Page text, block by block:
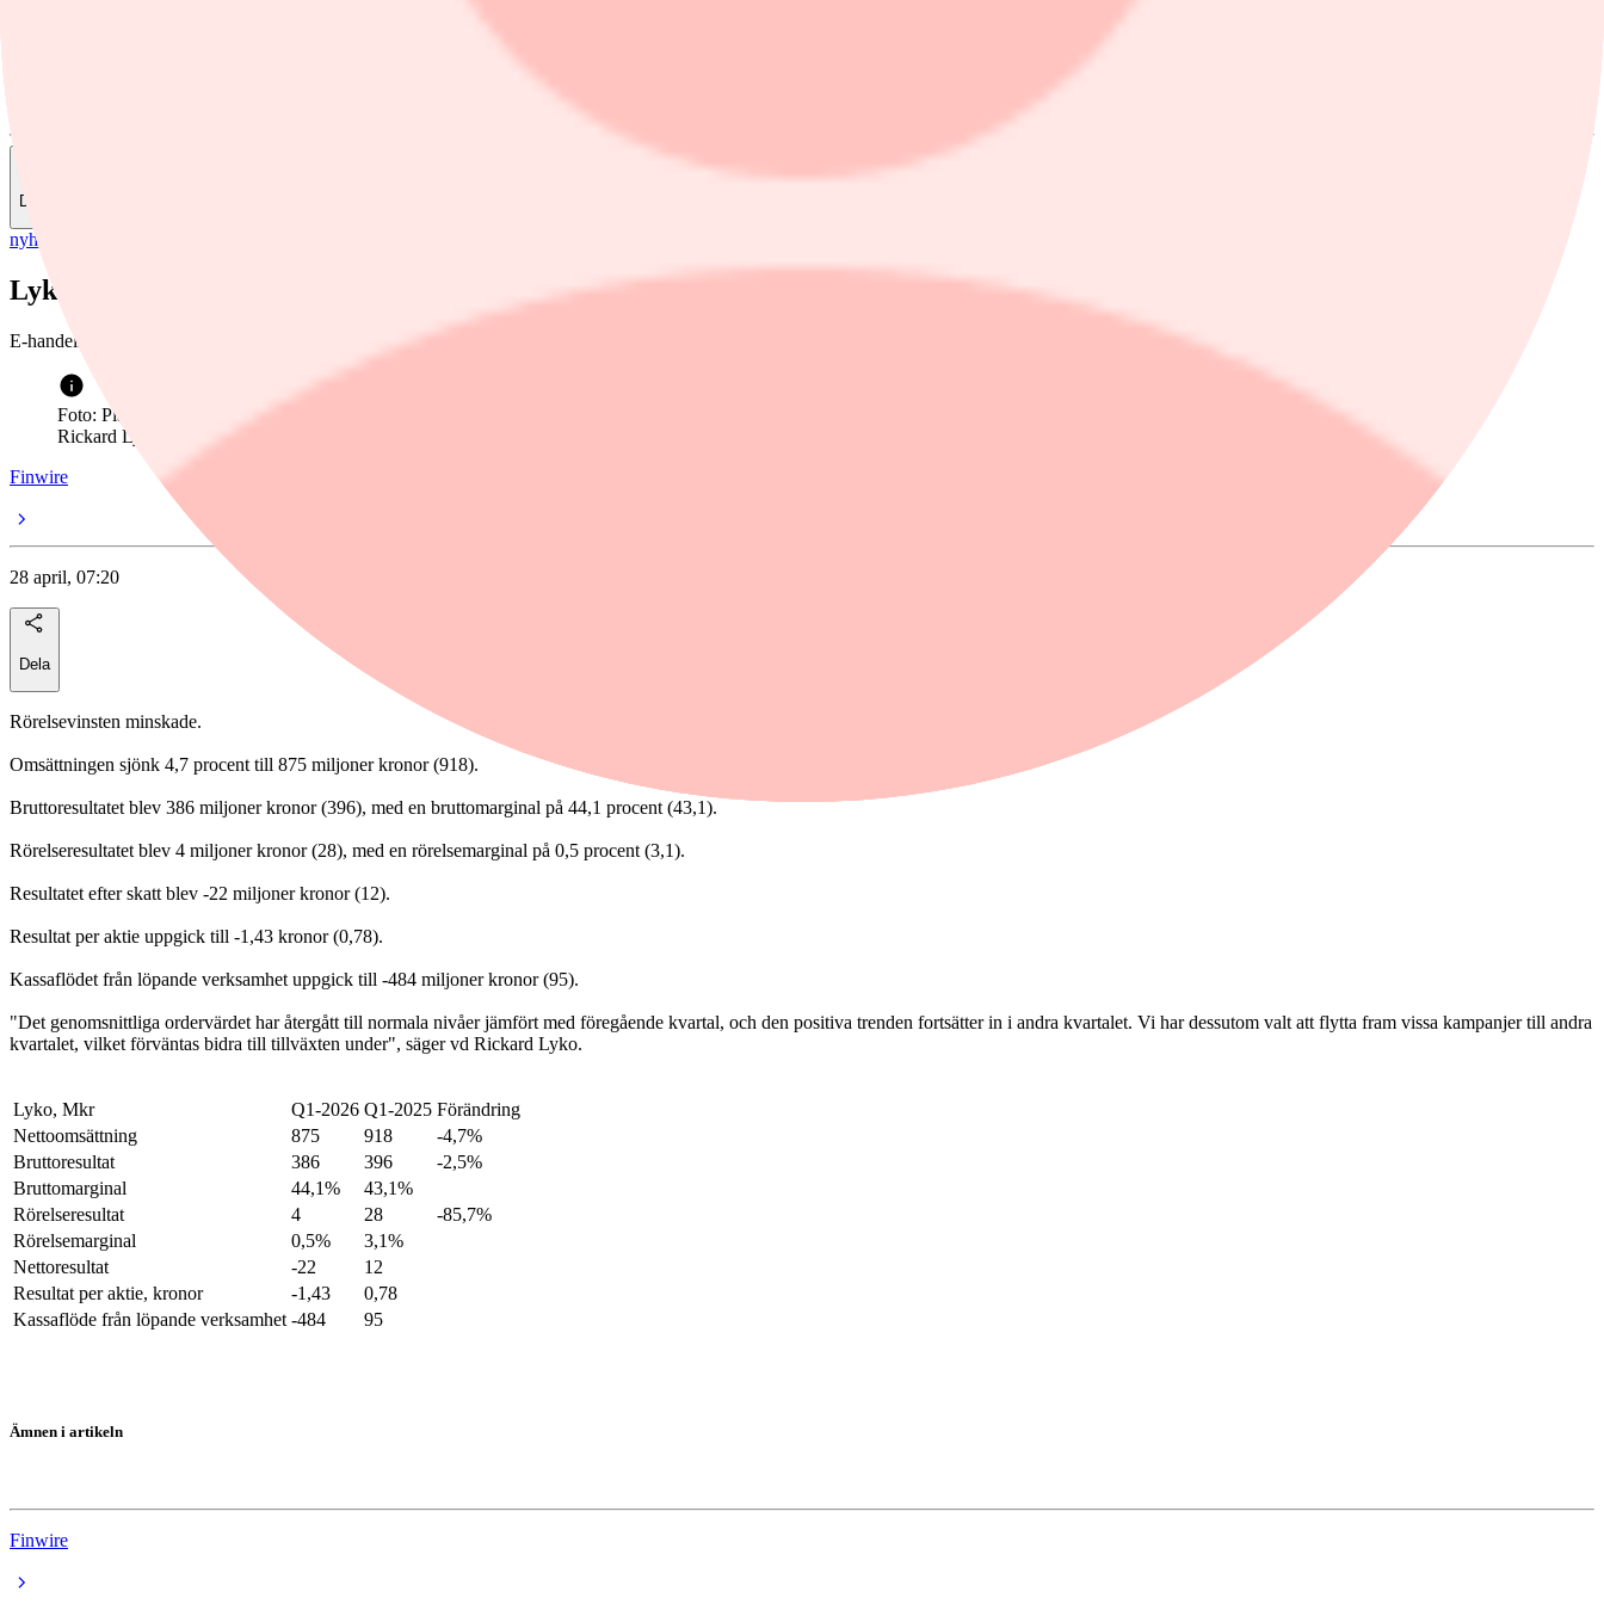
Dela
nyheter
Lyko minskar omsättning och rörelseresultat
E-handelsbolaget Lyko redovisar minskad omsättning under första kvartalet jämfört med samma period året innan.
Foto: Placera
Rickard Lyko, VD på Lyko (trots att han fortfarande kallar sig lagerarbetare på Linkedin).
Finwire
28 april, 07:20
Dela
Rörelsevinsten minskade.
Omsättningen sjönk 4,7 procent till 875 miljoner kronor (918).
Bruttoresultatet blev 386 miljoner kronor (396), med en bruttomarginal på 44,1 procent (43,1).
Rörelseresultatet blev 4 miljoner kronor (28), med en rörelsemarginal på 0,5 procent (3,1).
Resultatet efter skatt blev -22 miljoner kronor (12).
Resultat per aktie uppgick till -1,43 kronor (0,78).
Kassaflödet från löpande verksamhet uppgick till -484 miljoner kronor (95).
"Det genomsnittliga ordervärdet har återgått till normala nivåer jämfört med föregående kvartal, och den positiva trenden fortsätter in i andra kvartalet. Vi har dessutom valt att flytta fram vissa kampanjer till andra
kvartalet, vilket förväntas bidra till tillväxten under", säger vd Rickard Lyko.
Lyko, Mkr Q1-2026 Q1-2025 Förändring
Nettoomsättning
875 918
-4,7%
Bruttoresultat
386 396
-2,5%
Bruttomarginal
44,1%
43,1%
Rörelseresultat
4 28
-85,7%
Rörelsemarginal
0,5%
3,1%
Nettoresultat
-22
12
Resultat per aktie, kronor
-1,43
0,78
Kassaflöde från löpande verksamhet -484 95
Ämnen i artikeln
Finwire